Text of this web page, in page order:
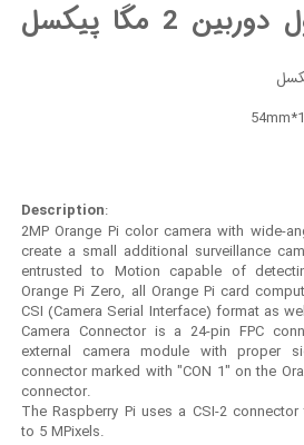
مشخصات ماژول دوربین 2 مگا پیکسل
Description:
2MP Orange Pi color camera with wide-
create a small additional surveillance
entrusted to Motion capable of
Orange Pi Zero, all Orange Pi card
CSI (Camera Serial Interface) format as
Camera Connector is a 24-pin FPC
external camera module with proper
connector marked with "CON 1" on the
connector.
The Raspberry Pi uses a CSI-2
to 5 MPixels.